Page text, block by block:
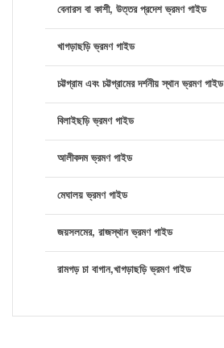
বেনারস বা কাশী, উত্তর প্রদেশ ভ্রমণ গাইড
খাগড়াছড়ি ভ্রমণ গাইড
চট্টগ্রাম এবং চট্টগ্রামের দর্শনীয় স্থান ভ্রমণ গাইড
বিলাইছড়ি ভ্রমণ গাইড
আলীকদম ভ্রমণ গাইড
মেঘালয় ভ্রমণ গাইড
জয়সলমের, রাজস্থান ভ্রমণ গাইড
রামগড় চা বাগান,খাগড়াছড়ি ভ্রমণ গাইড